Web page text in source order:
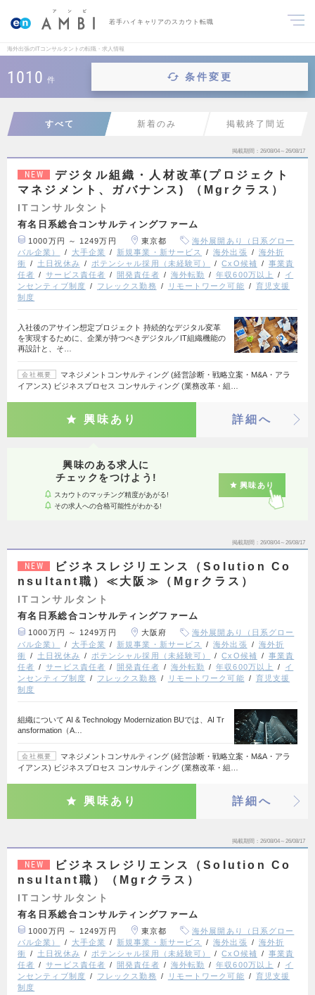
若手ハイキャリアのスカウト転職
海外出張のITコンサルタントの転職・求人情報
1010 件 条件変更
すべて 新着のみ 掲載終了間近
掲載期間 26/08/04～26/08/17
NEW
デジタル組織・人材改革(プロジェクト
マネジメント、ガバナンス) （Mgrクラス）
ITコンサルタント
有名日系総合コンサルティングファーム
1000万円 ～ 1249万円 東京都
海外展開あり（日系グロー
バル企業）
大手企業 新規事業・新サービス 海外出張
海外折
衝
土日祝休み ポテンシャル採用（未経験可） CxO候補
事業責
任者
サービス責任者 開発責任者 海外転勤 年収600万以上
イ
ンセンティブ制度
フレックス勤務 リモートワーク可能
育児支援
制度
入社後のアサイン想定プロジェクト 持続的なデジタル変革
を実現するために、企業が持つべきデジタル／IT組織機能の
再設計と、そ…
会社概要
マネジメントコンサルティング (経営診断・戦略立案・M&A・アラ
イアンス) ビジネスプロセス コンサルティング (業務改革・組…
興味あり 詳細へ
興味のある求人に
チェックをつけよう!
スカウトのマッチング精度があがる!
その求人への合格可能性がわかる!
興味あり
掲載期間 26/08/04～26/08/17
NEW
ビジネスレジリエンス（Solution Co
nsultant職）≪大阪≫（Mgrクラス）
ITコンサルタント
有名日系総合コンサルティングファーム
1000万円 ～ 1249万円 大阪府
海外展開あり（日系グロー
バル企業）
大手企業 新規事業・新サービス 海外出張
海外折
衝
土日祝休み ポテンシャル採用（未経験可） CxO候補
事業責
任者
サービス責任者 開発責任者 海外転勤 年収600万以上
イ
ンセンティブ制度
フレックス勤務 リモートワーク可能
育児支援
制度
組織について AI & Technology Modernization BUでは、AI Tr
ansformation（A…
会社概要
マネジメントコンサルティング (経営診断・戦略立案・M&A・アラ
イアンス) ビジネスプロセス コンサルティング (業務改革・組…
興味あり 詳細へ
掲載期間 26/08/04～26/08/17
NEW
ビジネスレジリエンス（Solution Co
nsultant職）（Mgrクラス）
ITコンサルタント
有名日系総合コンサルティングファーム
1000万円 ～ 1249万円 東京都
海外展開あり（日系グロー
バル企業）
大手企業 新規事業・新サービス 海外出張
海外折
衝
土日祝休み ポテンシャル採用（未経験可） CxO候補
事業責
任者
サービス責任者 開発責任者 海外転勤 年収600万以上
イ
ンセンティブ制度
フレックス勤務 リモートワーク可能
育児支援
制度